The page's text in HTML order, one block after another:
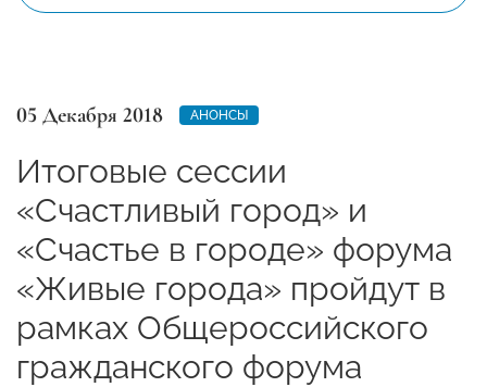
05 Декабря 2018 АНОНСЫ
Итоговые сессии
«Счастливый город» и
«Счастье в городе» форума
«Живые города» пройдут в
рамках Общероссийского
гражданского форума